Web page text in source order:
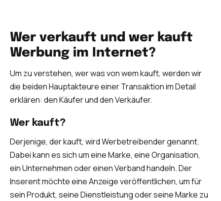
Wer verkauft und wer kauft
Werbung im Internet?
Um zu verstehen, wer was von wem kauft, werden wir
die beiden Hauptakteure einer Transaktion im Detail
erklären: den Käufer und den Verkäufer.
Wer kauft?
Derjenige, der kauft, wird Werbetreibender genannt.
Dabei kann es sich um eine Marke, eine Organisation,
ein Unternehmen oder einen Verband handeln. Der
Inserent möchte eine Anzeige veröffentlichen, um für
sein Produkt, seine Dienstleistung oder seine Marke zu